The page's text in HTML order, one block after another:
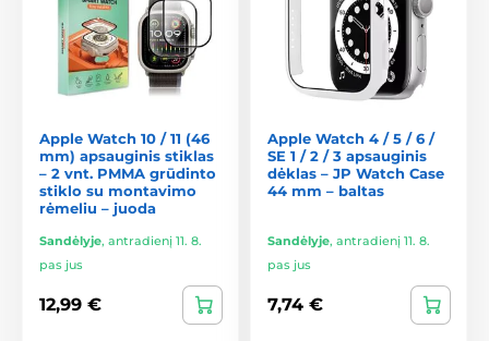
Apple Watch 10 / 11 (46
mm) apsauginis stiklas
– 2 vnt. PMMA grūdinto
stiklo su montavimo
rėmeliu – juoda
Sandėlyje, antradienį 11. 8.
pas jus
12,99 €
Apple Watch 4 / 5 / 6 /
SE 1 / 2 / 3 apsauginis
dėklas – JP Watch Case
44 mm – baltas
Sandėlyje, antradienį 11. 8.
pas jus
7,74 €